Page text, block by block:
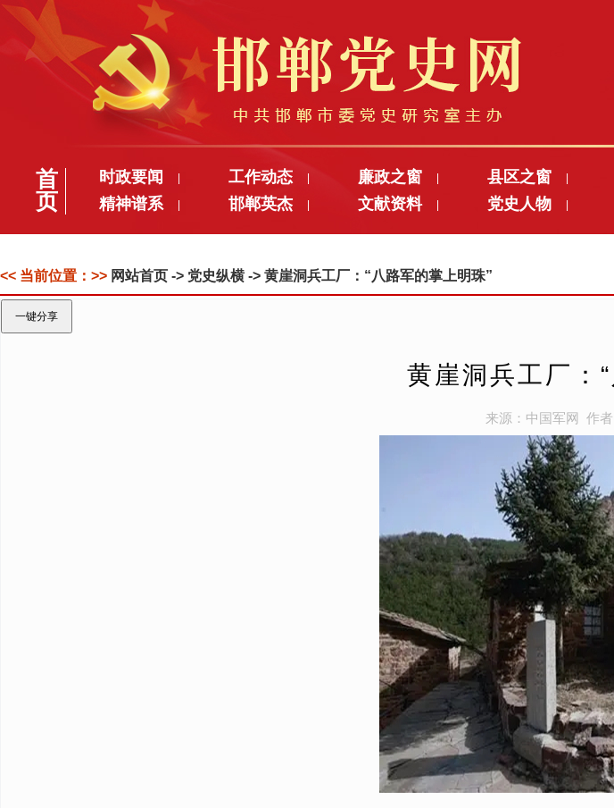
首
页
时政要闻 工作动态 廉政之窗 县区之窗
精神谱系 邯郸英杰 文献资料 党史人物
<< 当前位置：>> 网站首页 -> 党史纵横 -> 黄崖洞兵工厂：“八路军的掌上明珠”
一键分享
黄崖洞兵工厂：
来源：中国军网 作